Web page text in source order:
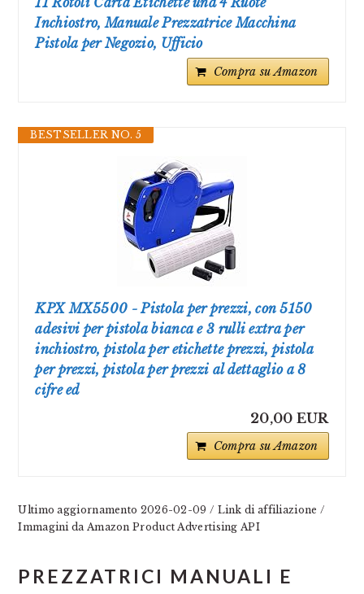
Inchiostro, Manuale Prezzatrice Macchina
Pistola per Negozio, Ufficio
Compra su Amazon
BESTSELLER NO. 5
KPX MX5500 - Pistola per prezzi, con 5150
adesivi per pistola bianca e 3 rulli extra per
inchiostro, pistola per etichette prezzi, pistola
per prezzi, pistola per prezzi al dettaglio a 8
cifre ed
20,00 EUR
Compra su Amazon
Ultimo aggiornamento 2026-02-09 / Link di affiliazione /
Immagini da Amazon Product Advertising API
PREZZATRICI MANUALI E